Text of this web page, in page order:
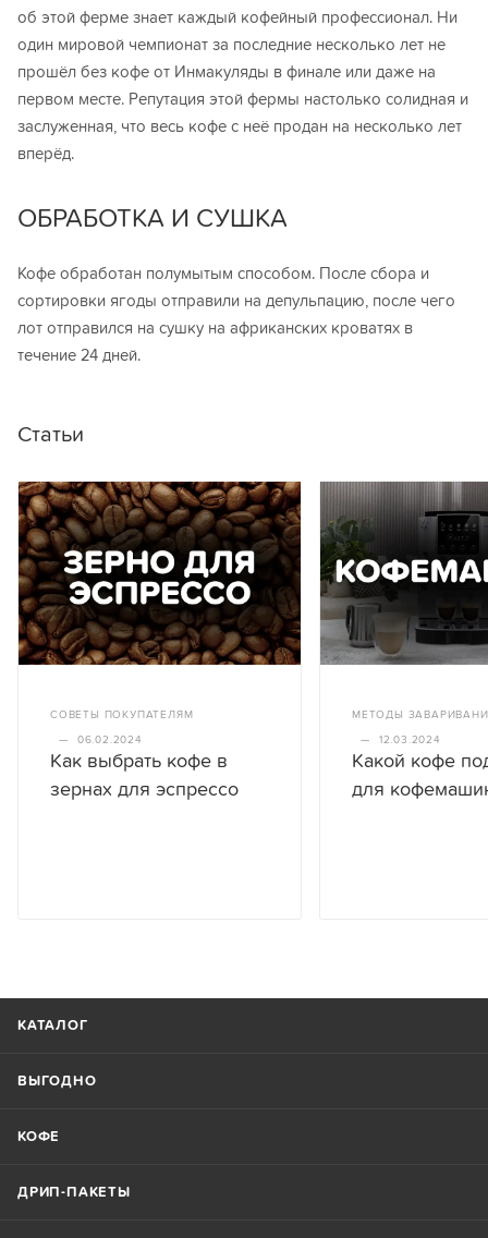
об этой ферме знает каждый кофейный профессионал. Ни
один мировой чемпионат за последние несколько лет не
прошёл без кофе от Инмакуляды в финале или даже на
первом месте. Репутация этой фермы настолько солидная и
заслуженная, что весь кофе с неё продан на несколько лет
вперёд.
ОБРАБОТКА И СУШКА
Кофе обработан полумытым способом. После сбора и
сортировки ягоды отправили на депульпацию, после чего
лот отправился на сушку на африканских кроватях в
течение 24 дней.
Статьи
СОВЕТЫ ПОКУПАТЕЛЯМ
— 06.02.2024
Как выбрать кофе в
зернах для эспрессо
МЕТОДЫ
— 12.03.2024
Какой кофе
для
КАТАЛОГ
ВЫГОДНО
КОФЕ
ДРИП-ПАКЕТЫ